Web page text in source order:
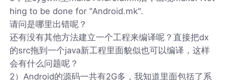
hing to be done for "Android.mk".
请问是哪里出错呢？
还有没有其他方法建立一个工程来编译呢？直接把dx
的src拖到一个java新工程里面貌似也可以编译，这样
会有什么问题呢？
2）Android的源码一共有2G多，我知道里面包括了系